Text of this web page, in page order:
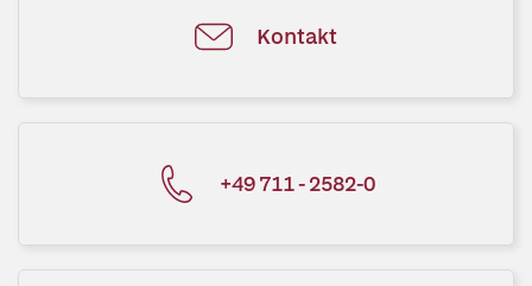
Kontakt
+49 711 - 2582-0